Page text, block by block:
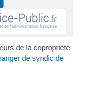
de la copropriété
de syndic de